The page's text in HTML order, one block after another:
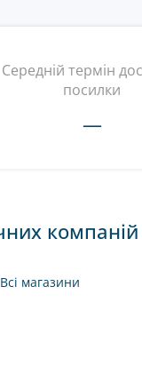
Середній термін
посилки
—
компаній
Всі магазини